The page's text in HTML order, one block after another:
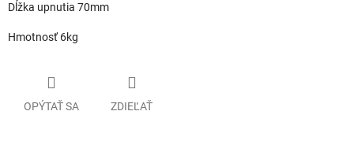
Dĺžka upnutia 70mm
Hmotnosť 6kg
OPÝTAŤ SA ZDIEĽAŤ